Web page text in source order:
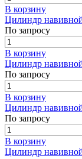
В корзину
Цилиндр
По запросу
В корзину
Цилиндр
По запросу
В корзину
Цилиндр
По запросу
В корзину
Цилиндр